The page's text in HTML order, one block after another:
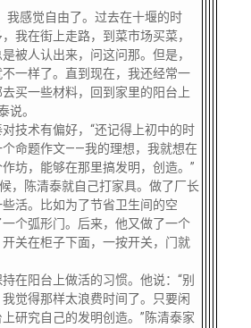
我感觉自由了。过去在十堰的时
我在街上走路，到菜市场买菜，
被人认出来，问这问那。但是，
一样了。直到现在，我还经常一
买一些材料，回到家里的阳台上
说。
技术有偏好，“还记得上初中的时
命题作文——我的理想，我就想在
坊，能够在那里搞发明，创造。”
，陈清泰就自己打家具。做了厂长
活。比如为了节省卫生间的空
个弧形门。后来，他又做了一个
关在柜子下面，一按开关，门就
在阳台上做活的习惯。他说：“别
觉得那样太浪费时间了。只要闲
研究自己的发明创造。”陈清泰家